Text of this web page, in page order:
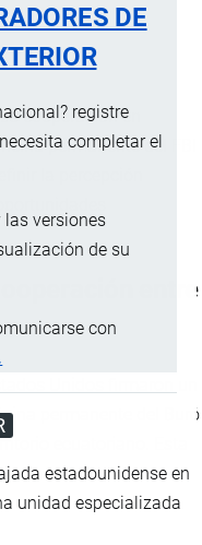
DE
registre
completar el
las versiones
de su
con
cooperación en
permanente del FBI
la percepción
entre
Unidos firmaron un
permanente del Buró
ecuatoriano. Esta
estadounidense en
unidad especializada